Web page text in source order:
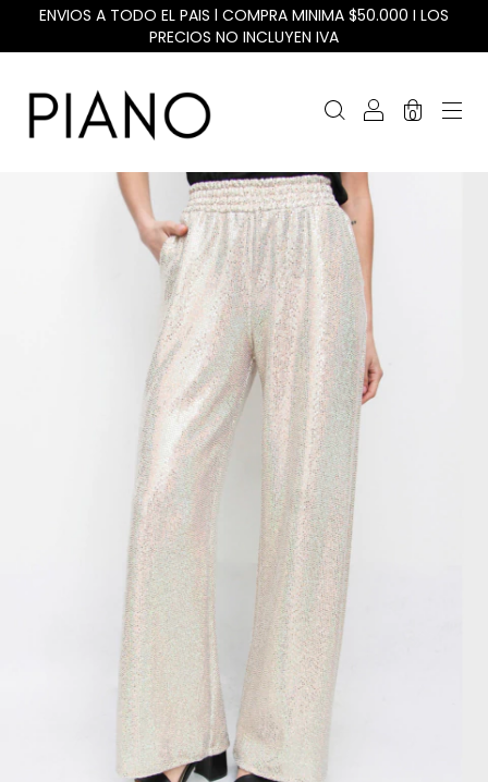
ENVIOS A TODO EL PAIS l COMPRA MINIMA $50.000 I LOS
PRECIOS NO INCLUYEN IVA
0